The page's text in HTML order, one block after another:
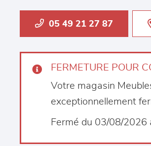
05 49 21 27 87
FERMETURE POUR
Votre magasin
exceptionnellement
Fermé du 03/08/